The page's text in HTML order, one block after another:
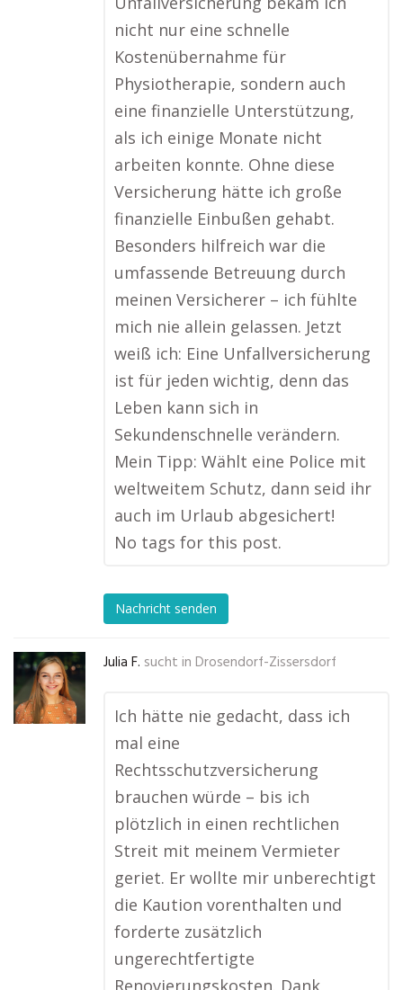
nicht nur eine schnelle
Kostenübernahme für
Physiotherapie, sondern auch
eine finanzielle Unterstützung,
als ich einige Monate nicht
arbeiten konnte. Ohne diese
Versicherung hätte ich große
finanzielle Einbußen gehabt.
Besonders hilfreich war die
umfassende Betreuung durch
meinen Versicherer – ich fühlte
mich nie allein gelassen. Jetzt
weiß ich: Eine Unfallversicherung
ist für jeden wichtig, denn das
Leben kann sich in
Sekundenschnelle verändern.
Mein Tipp: Wählt eine Police mit
weltweitem Schutz, dann seid ihr
auch im Urlaub abgesichert!
No tags for this post.
Nachricht senden
Julia F. sucht in Drosendorf-Zissersdorf
Ich hätte nie gedacht, dass ich
mal eine
Rechtsschutzversicherung
brauchen würde – bis ich
plötzlich in einen rechtlichen
Streit mit meinem Vermieter
geriet. Er wollte mir unberechtigt
die Kaution vorenthalten und
forderte zusätzlich
ungerechtfertigte
Renovierungskosten. Dank